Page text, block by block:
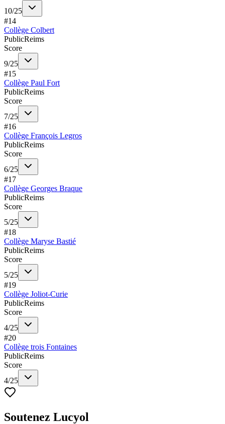
10/25
#14
Collège Colbert
PublicReims
Score
9/25
#15
Collège Paul Fort
PublicReims
Score
7/25
#16
Collège François Legros
PublicReims
Score
6/25
#17
Collège Georges Braque
PublicReims
Score
5/25
#18
Collège Maryse Bastié
PublicReims
Score
5/25
#19
Collège Joliot-Curie
PublicReims
Score
4/25
#20
Collège trois Fontaines
PublicReims
Score
4/25
Soutenez Lucyol